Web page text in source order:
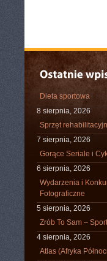
Dieta sportowa
8 sierpnia, 2026
Sprzęt
7 sierpnia, 2026
Gorące Seriale i
6 sierpnia, 2026
Wydarzenia i
Fotograficzne
5 sierpnia, 2026
Zrób To Sam –
4 sierpnia, 2026
Atlas (Afryka